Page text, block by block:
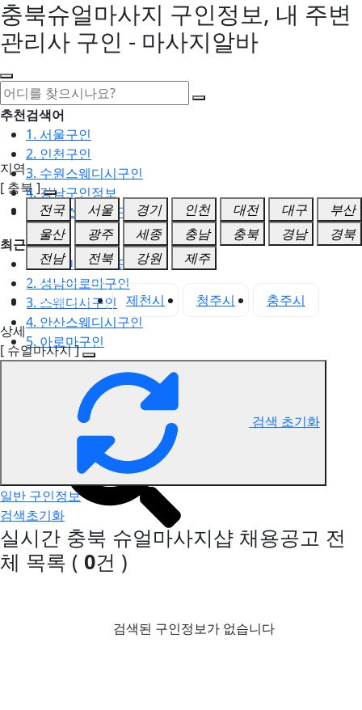
충북슈얼마사지 구인정보, 내 주변
관리사 구인 - 마사지알바
추천검색어
1. 서울구인
2. 인천구인
3. 수원스웨디시구인
4. 강남구인정보
5. 동탄스웨디시구인
최근검색어
1. 일산마사지구인
2. 성남아로마구인
3. 스웨디시구인
4. 안산스웨디시구인
5. 아로마구인
충북 슈얼마사지 구인정보
지역
[ 충북 ]
전국
서울 경기 인천 대전 대구
부산
울산
광주 세종 충남 충북 경남
경북
전남
전북 강원 제주
충북 전체 제천시 청주시
충주시
상세
[ 슈얼마사지 ]
검색 초기화
일반 구인정보
검색초기화
실시간 충북 슈얼마사지샵 채용공고 전
체 목록 ( 0건 )
검색된 구인정보가 없습니다